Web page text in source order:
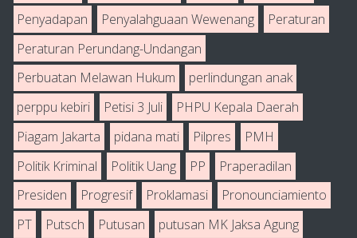
Penyadapan
Penyalahguaan Wewenang
Peraturan
Peraturan Perundang-Undangan
Perbuatan Melawan Hukum
perlindungan anak
perppu kebiri
Petisi 3 Juli
PHPU Kepala Daerah
Piagam Jakarta
pidana mati Pilpres
PMH
Politik Kriminal
Politik Uang PP
Praperadilan
Presiden
Progresif Proklamasi
Pronounciamiento
PT
Putsch Putusan
putusan MK Jaksa Agung